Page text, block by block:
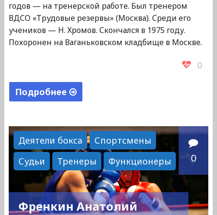
годов — на тренерской работе. Был тренером
ВДСО «Трудовые резервы» (Москва). Среди его
учеников — Н. Хромов. Скончался в 1975 году.
Похоронен на Ваганьковском кладбище в Москве.
0
Подробнее
Павлович"
Деятели бокса
Спортсмены
Судьи
Тренеры Функционеры 0
Френкин Анатолий